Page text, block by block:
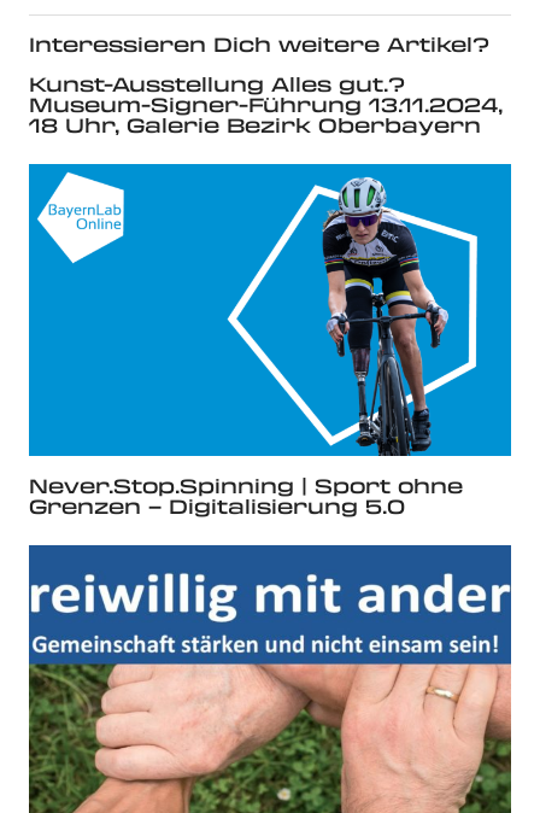
Interessieren Dich weitere Artikel?
Kunst-Ausstellung Alles gut.?
Museum-Signer-Führung 13.11.2024,
18 Uhr, Galerie Bezirk Oberbayern
Never.Stop.Spinning | Sport ohne
Grenzen – Digitalisierung 5.0